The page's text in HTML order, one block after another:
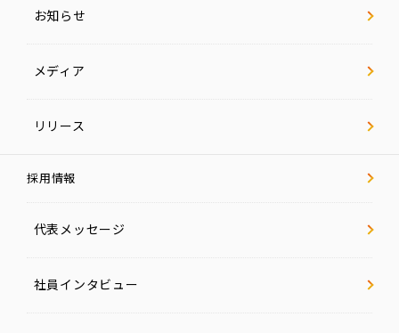
お知らせ
メディア
リリース
採用情報
代表メッセージ
社員インタビュー